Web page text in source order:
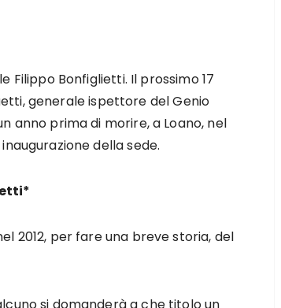
Filippo Bonfiglietti. Il prossimo 17
generale ispettore del Genio
anno prima di morire, a Loano, nel
inaugurazione della sede.
2012, per fare una breve storia, del